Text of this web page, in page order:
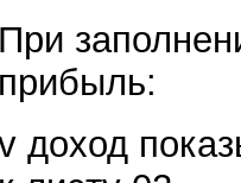
При
прибыль:
доход